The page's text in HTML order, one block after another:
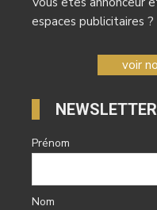
espaces publicitaires ?
voir
NEWSLETTER
Prénom
Nom